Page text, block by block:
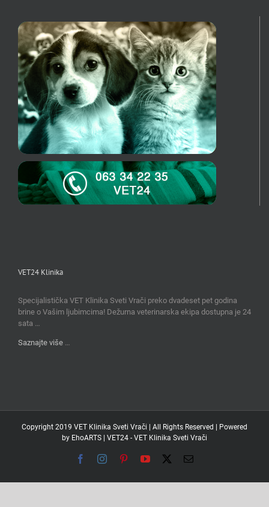
VET24 Klinika
Specijalistička VET Klinika Sveti Vrači preko dvadeset pet godina
brine o Vašim ljubimcima! Dežurna veterinarska ekipa dostupna je 24
sata …
Saznajte više …
Copyright 2019 VET Klinika Sveti Vrači | All Rights Reserved | Powered
by EhoARTS | VET24 - VET Klinika Sveti Vrači
FacebookInstagramPinterestYouTube Email